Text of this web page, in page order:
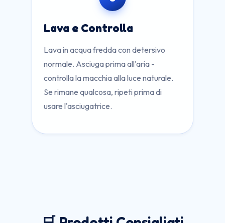
Lava e Controlla
Lava in acqua fredda con detersivo
normale. Asciuga prima all'aria -
controlla la macchia alla luce naturale.
Se rimane qualcosa, ripeti prima di
usare l'asciugatrice.